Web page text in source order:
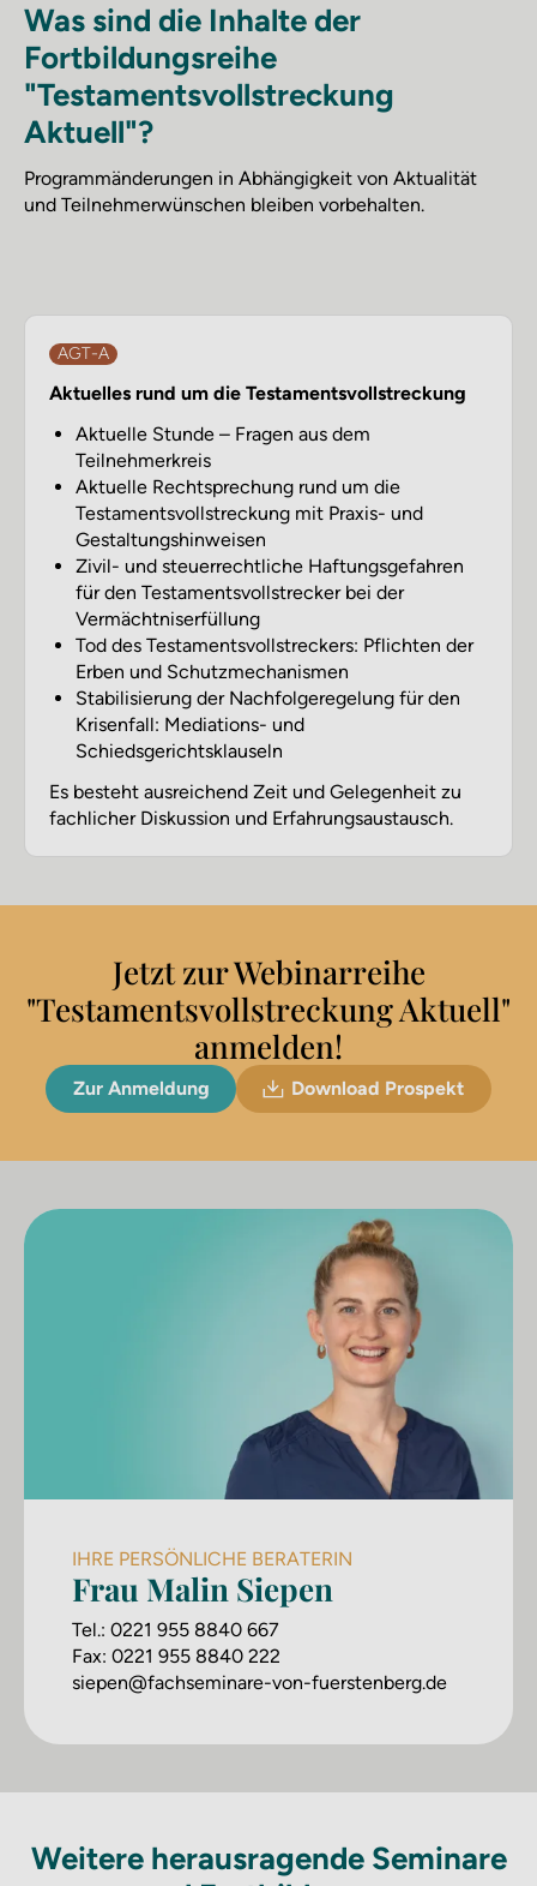
Was sind die Inhalte der
Fortbildungsreihe
"Testamentsvollstreckung
Aktuell"?
Programmänderungen in Abhängigkeit von Aktualität
und Teilnehmerwünschen bleiben vorbehalten.
AGT-A
Aktuelles rund um die Testamentsvollstreckung
Aktuelle Stunde – Fragen aus dem
Teilnehmerkreis
Aktuelle Rechtsprechung rund um die
Testamentsvollstreckung mit Praxis- und
Gestaltungshinweisen
Zivil- und steuerrechtliche Haftungsgefahren
für den Testamentsvollstrecker bei der
Vermächtniserfüllung
Tod des Testamentsvollstreckers: Pflichten der
Erben und Schutzmechanismen
Stabilisierung der Nachfolgeregelung für den
Krisenfall: Mediations- und
Schiedsgerichtsklauseln
Es besteht ausreichend Zeit und Gelegenheit zu
fachlicher Diskussion und Erfahrungsaustausch.
Jetzt zur Webinarreihe
"Testamentsvollstreckung Aktuell"
anmelden!
Zur Anmeldung Download Prospekt
IHRE PERSÖNLICHE BERATERIN
Frau Malin Siepen
Tel.: 0221 955 8840 667
Fax: 0221 955 8840 222
siepen@fachseminare-von-fuerstenberg.de
Weitere herausragende Seminare